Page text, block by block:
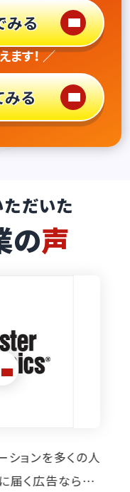
みる
ます！ ／
みる
だいた
の声
や顧客のニーズ
はの柔軟な使い